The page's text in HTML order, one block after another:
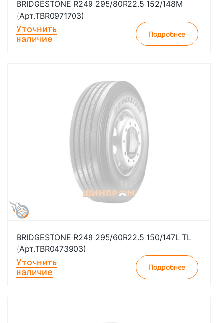
BRIDGESTONE R249 295/80R22.5 152/148M
(Арт.TBR0971703)
Уточнить
наличие
Подробнее
BRIDGESTONE R249 295/60R22.5 150/147L TL
(Арт.TBR0473903)
Уточнить
наличие
Подробнее